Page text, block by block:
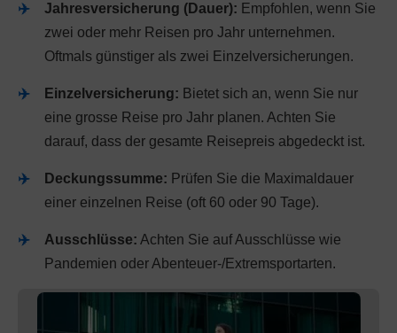
Jahresversicherung (Dauer): Empfohlen, wenn Sie
zwei oder mehr Reisen pro Jahr unternehmen.
Oftmals günstiger als zwei Einzelversicherungen.
Einzelversicherung: Bietet sich an, wenn Sie nur
eine grosse Reise pro Jahr planen. Achten Sie
darauf, dass der gesamte Reisepreis abgedeckt ist.
Deckungssumme: Prüfen Sie die Maximaldauer
einer einzelnen Reise (oft 60 oder 90 Tage).
Ausschlüsse: Achten Sie auf Ausschlüsse wie
Pandemien oder Abenteuer-/Extremsportarten.